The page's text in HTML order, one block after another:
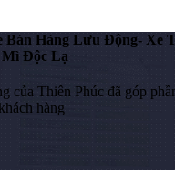
Bán Hàng Lưu Động- Xe
Mì Độc Lạ
của Thiên Phúc đã góp
hàng